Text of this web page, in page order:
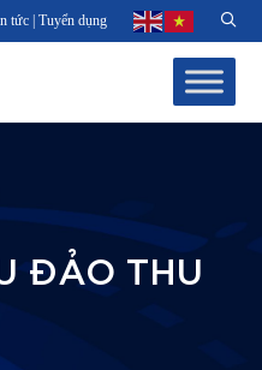
tức |Tuyển dụng
ĐẢO THU